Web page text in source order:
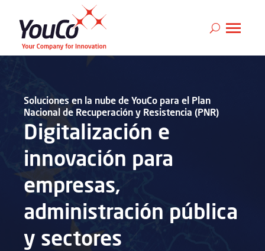
Digitalización e
innovación para
empresas,
administración pública
y sectores
Soluciones en la nube de YouCo para el Plan
Nacional de Recuperación y Resistencia (PNR)